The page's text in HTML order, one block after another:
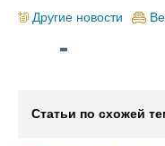
Другие новости
Статьи по схожей